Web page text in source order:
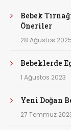
Bebek
Öneriler
28 Ağustos 2025
Bebeklerde
1 Ağustos 2023
Yeni Doğan
27 Temmuz